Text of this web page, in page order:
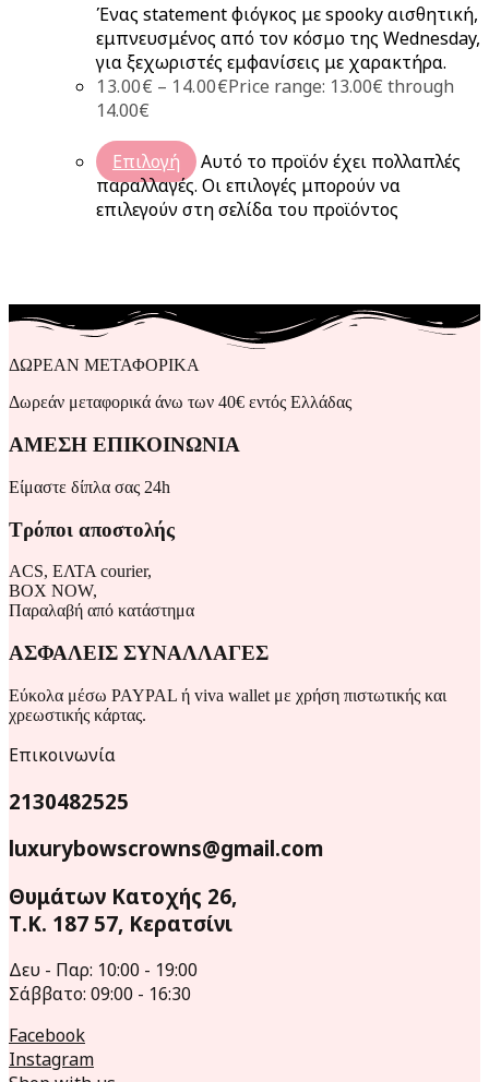
Ένας statement φιόγκος με spooky αισθητική,
εμπνευσμένος από τον κόσμο της Wednesday,
για ξεχωριστές εμφανίσεις με χαρακτήρα.
13.00€ – 14.00€Price range: 13.00€ through
14.00€
Επιλογή
Αυτό το προϊόν έχει πολλαπλές
παραλλαγές. Οι επιλογές μπορούν να
επιλεγούν στη σελίδα του προϊόντος
ΔΩΡΕΑΝ ΜΕΤΑΦΟΡΙΚΑ
Δωρεάν μεταφορικά άνω των 40€ εντός Ελλάδας
ΑΜΕΣΗ ΕΠΙΚΟΙΝΩΝΙΑ
Είμαστε δίπλα σας 24h
Τρόποι αποστολής
ACS, ΕΛΤΑ courier,
BOX NOW,
Παραλαβή από κατάστημα
ΑΣΦΑΛΕΙΣ ΣΥΝΑΛΛΑΓΕΣ
Εύκολα μέσω PAYPAL ή viva wallet με χρήση πιστωτικής και
χρεωστικής κάρτας.
Επικοινωνία
2130482525
luxurybowscrowns@gmail.com
Θυμάτων Κατοχής 26,
Τ.Κ. 187 57, Κερατσίνι
Δευ - Παρ: 10:00 - 19:00
Σάββατο: 09:00 - 16:30
Facebook
Instagram